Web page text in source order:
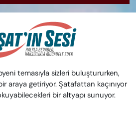
temasıyla sizleri buluştururken,
araya getiriyor. Şatafattan kaçınıyor
bir altyapı sunuyor.